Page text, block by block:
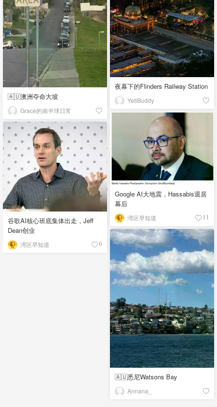
夜幕下的Flinders Railway Station
YetiBuddy
🇦🇺澳洲夺命大坡
Grace的南半球日常
Google AI大地震，Hassabis退居
幕后
湾区早知道 11
谷歌AI核心班底集体出走，Jeff
Dean创业
湾区早知道 6
🇦🇺悉尼Watsons Bay
Annana_